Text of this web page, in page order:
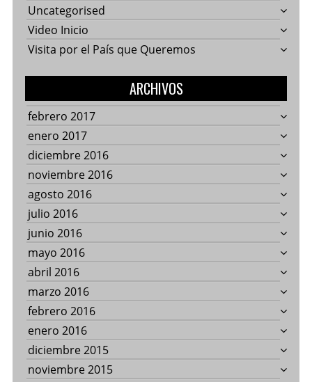
Uncategorised
Video Inicio
Visita por el País que Queremos
ARCHIVOS
febrero 2017
enero 2017
diciembre 2016
noviembre 2016
agosto 2016
julio 2016
junio 2016
mayo 2016
abril 2016
marzo 2016
febrero 2016
enero 2016
diciembre 2015
noviembre 2015